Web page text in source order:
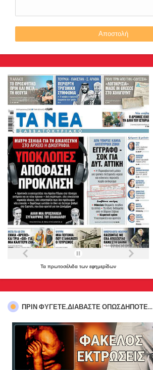
Τα πρωτοσέλιδα των εφημερίδων
ΠΡΊΝ ΦΎΓΕΤΕ,ΔΙΑΒΆΣΤΕ ΟΠΩΣΔΉΠΟΤΕ...